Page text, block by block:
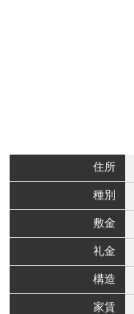
住所
種別
敷金
礼金
構造
家賃